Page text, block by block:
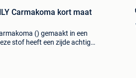
Carmakoma kort maat
() gemaakt in een
stof heeft een zijde achtige